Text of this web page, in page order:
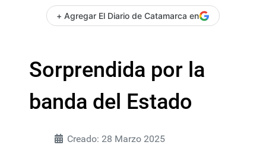
+ Agregar El Diario de Catamarca en
Sorprendida por la
banda del Estado
Creado: 28 Marzo 2025